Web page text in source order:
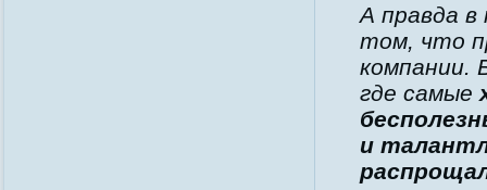
А правда
том, что
компании.
где самые
и